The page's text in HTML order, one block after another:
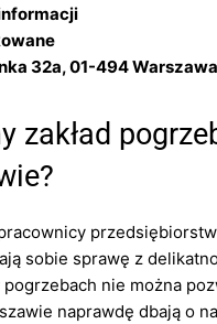
32a, 01-494 Warszawa
zakład
sobie sprawę z
pogrzebach nie można
naprawdę dbają o